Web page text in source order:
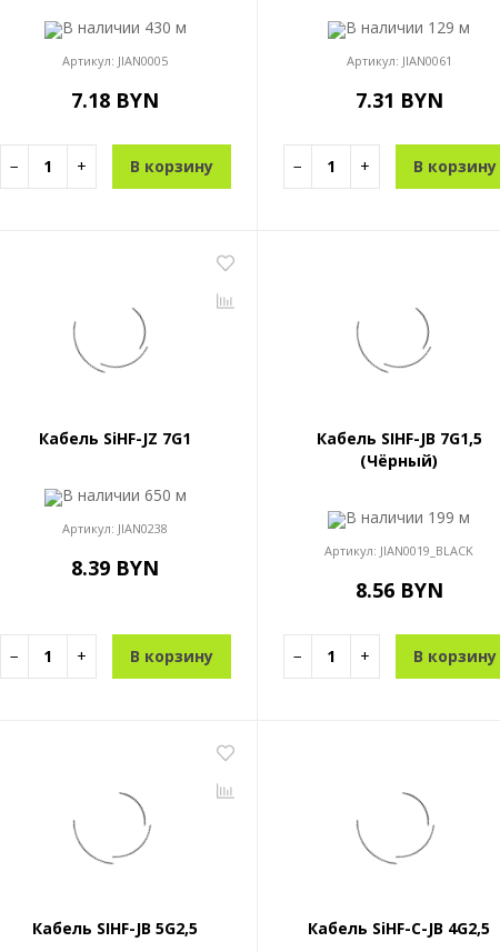
В наличии 430 м
Артикул: JIAN0005
7.18 BYN
− + В корзину
В наличии 129 м
Артикул: JIAN0061
7.31 BYN
− + В корзину
Кабель SiHF-JZ 7G1
В наличии 650 м
Артикул: JIAN0238
8.39 BYN
− + В корзину
Кабель SIHF-JB 7G1,5
(Чёрный)
В наличии 199 м
Артикул: JIAN0019_BLACK
8.56 BYN
− + В корзину
Кабель SIHF-JB 5G2,5 Кабель SiHF-С-JB 4G2,5